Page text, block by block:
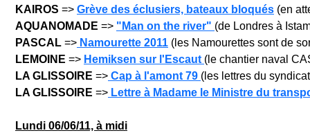
KAIROS => Grève des éclusiers, bateaux bloqués (en
AQUANOMADE => "Man on the river" (de Londres à
PASCAL => Namourette 2011 (les Namourettes sont de
LEMOINE => Hemiksen sur l'Escaut (le chantier naval
LA GLISSOIRE => Cap à l'amont 79 (les lettres du
LA GLISSOIRE => Lettre à Madame le Ministre du
Lundi 06/06/11, à midi